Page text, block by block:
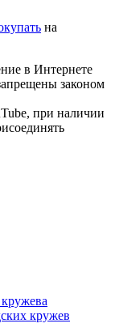
на
в Интернете
законом
при наличии
кружев